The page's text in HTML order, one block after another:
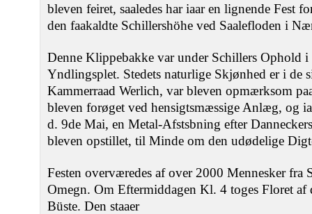
bleven feiret, saaledes har iaar en lignende Fest
den faakaldte Schillershöhe ved Saalefloden i
Denne Klippebakke var under Schillers Ophold i
Yndlingsplet. Stedets naturlige Skjønhed er i de
Kammerraad Werlich, var bleven opmærksom
bleven forøget ved hensigtsmæssige Anlæg, og
d. 9de Mai, en Metal-Afstsbning efter
bleven opstillet, til Minde om den udødelige
Festen overværedes af over 2000 Mennesker fra
Omegn. Om Eftermiddagen Kl. 4 toges Floret af
Büste. Den staaer